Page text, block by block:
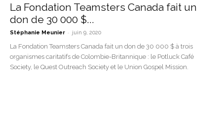
La Fondation Teamsters Canada fait un
don de 30 000 $...
Stéphanie Meunier - juin 9, 2020
La Fondation Teamsters Canada fait un don de 30 000 $ à trois
organismes caritatifs de Colombie-Britannique : le Potluck Café
Society, le Quest Outreach Society et le Union Gospel Mission.